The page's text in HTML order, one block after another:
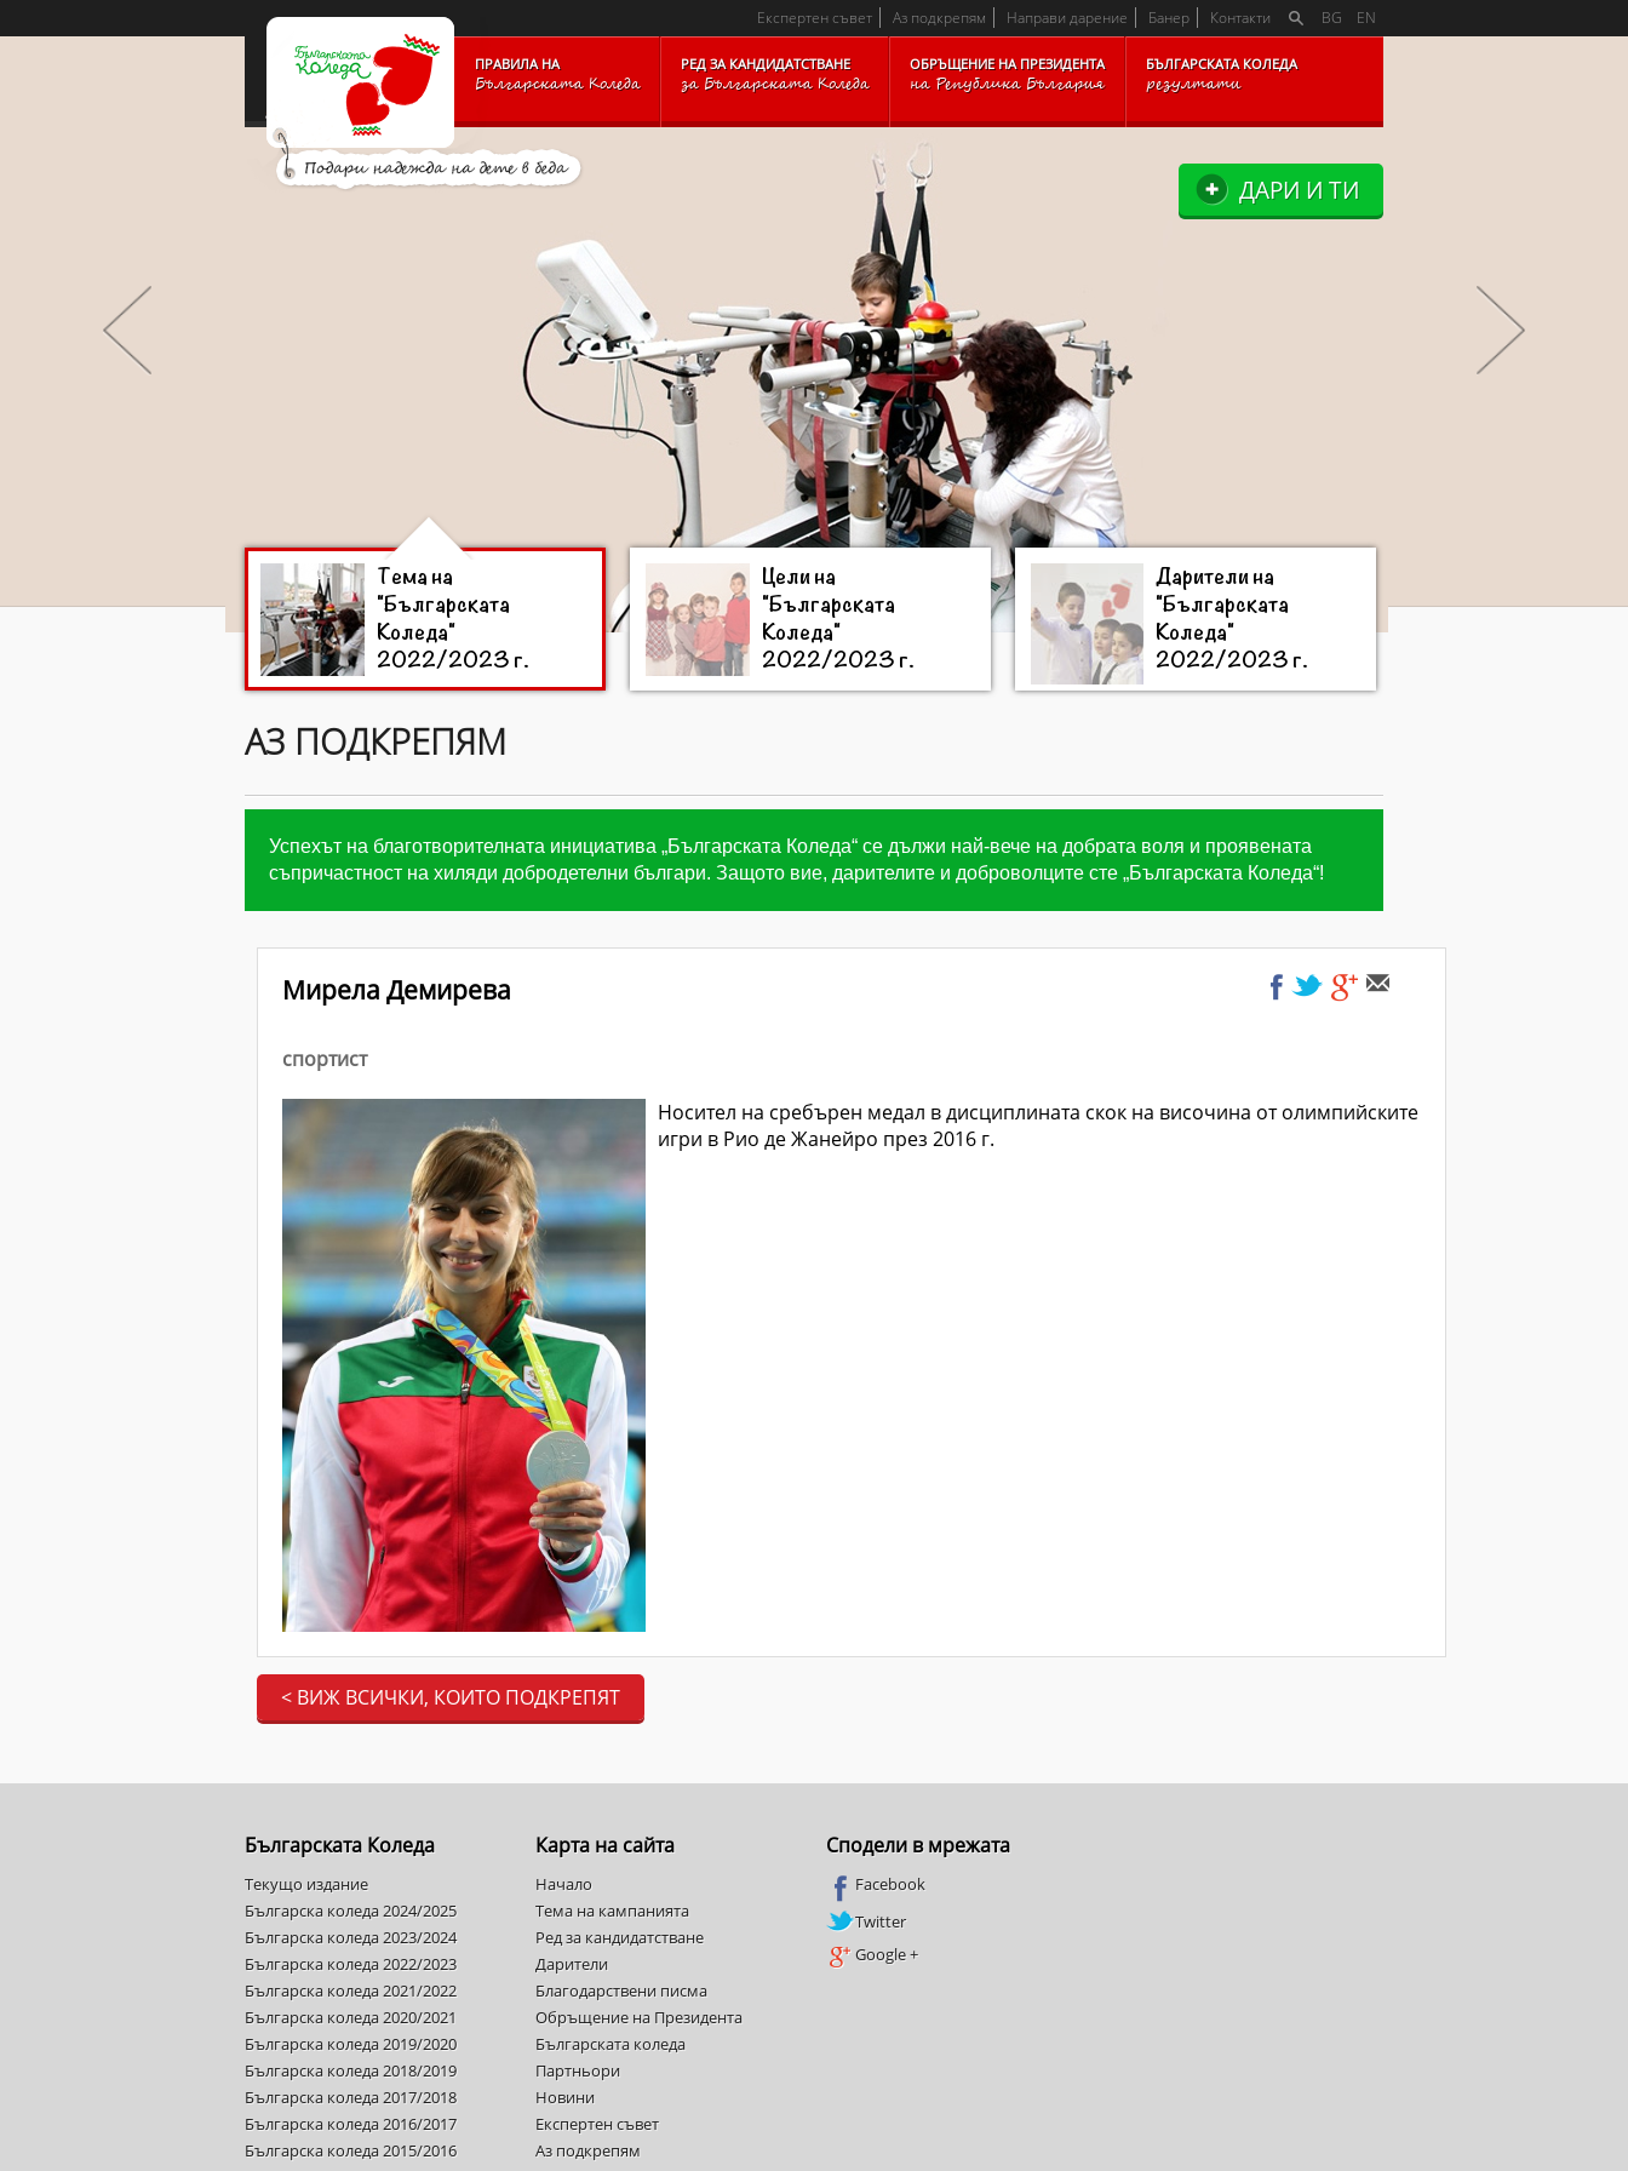
PAYMENT_LOGOSSLIDE_PANELSITE_LOGOSUPPORTERS_BLOCKARCHIVE_BLOCKFOOTER_TEXTTOP_IMAGESITEMAP_BLOCK BG EN
Експертен съвет Аз подкрепям Направи дарение Банер Контакти
ПРАВИЛА НА
Българската Коледа
РЕД ЗА КАНДИДАТСТВАНЕ
за Българската Коледа
ОБРЪЩЕНИЕ НА ПРЕЗИДЕНТА
на Република България
БЪЛГАРСКАТА КОЛЕДА
резултати
ДАРИ И ТИ
Тема на
"Българската
Коледа"
2022/2023 г.
Цели на
"Българската
Коледа"
2022/2023 г.
Дарители на
"Българската
Коледа"
2022/2023 г.
АЗ ПОДКРЕПЯМ
Успехът на благотворителната инициатива „Българската Коледа“ се дължи най-вече на добрата воля и проявената
съпричастност на хиляди добродетелни българи. Защото вие, дарителите и доброволците сте „Българската Коледа“!
Мирела Демирева
спортист
Носител на сребърен медал в дисциплината скок на височина от олимпийските
игри в Рио де Жанейро през 2016 г.
< ВИЖ ВСИЧКИ, КОИТО ПОДКРЕПЯТ
Българската Коледа
Текущо издание
Българска коледа 2024/2025
Българска коледа 2023/2024
Българска коледа 2022/2023
Българска коледа 2021/2022
Българска коледа 2020/2021
Българска коледа 2019/2020
Българска коледа 2018/2019
Българска коледа 2017/2018
Българска коледа 2016/2017
Българска коледа 2015/2016
Карта на сайта
Начало
Тема на кампанията
Ред за кандидатстване
Дарители
Благодарствени писма
Обръщение на Президента
Българската коледа
Партньори
Новини
Експертен съвет
Аз подкрепям
Сподели в мрежата
Facebook
Twitter
Google +